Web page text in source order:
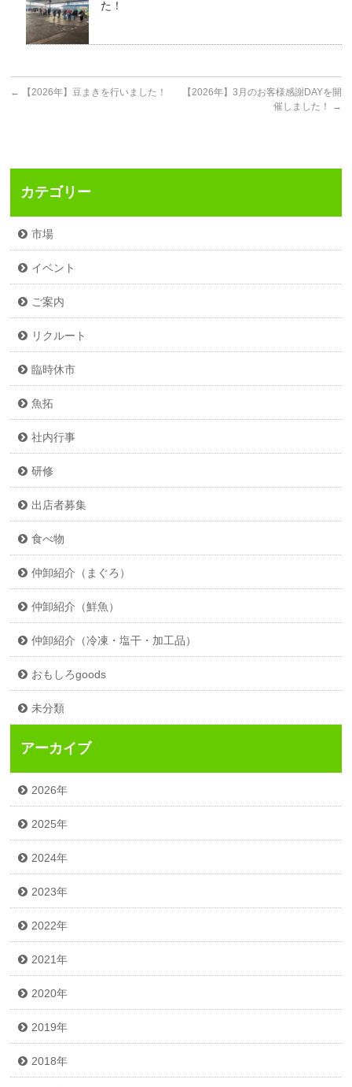
た！
← 【2026年】豆まきを行いました！
【2026年】3月のお客様感謝DAYを開
催しました！
→
カテゴリー
市場
イベント
ご案内
リクルート
臨時休市
魚拓
社内行事
研修
出店者募集
食べ物
仲卸紹介（まぐろ）
仲卸紹介（鮮魚）
仲卸紹介（冷凍・塩干・加工品）
おもしろgoods
未分類
アーカイブ
2026年
2025年
2024年
2023年
2022年
2021年
2020年
2019年
2018年